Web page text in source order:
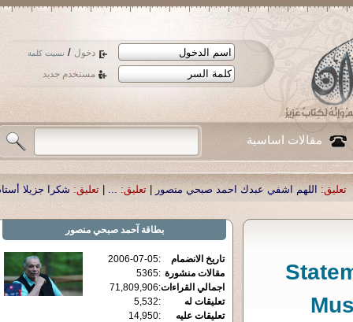
دخول / نسيت كلمة
مستخدم جديد
مقالات اساسية
عبدك احمد صبحي منصور|تعليق: ... تعليق: شكرا جزيلا أستاذ حمد الحمد
بطاقة آحمد صبحي منصور
تاريخ الانضمام :
2006-07-05
مقالات منشورة :
5365
اجمالي القراءات:
71,809,906
تعليقات له
:
5,532
تعليقات عليه
:
14,950